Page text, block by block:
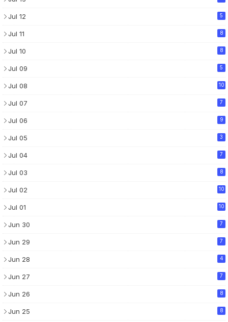
Jul 12 5
Jul 11 8
Jul 10 8
Jul 09 5
Jul 08 10
Jul 07 7
Jul 06 9
Jul 05 3
Jul 04 7
Jul 03 8
Jul 02 10
Jul 01 10
Jun 30 7
Jun 29 7
Jun 28 4
Jun 27 7
Jun 26 8
Jun 25 8